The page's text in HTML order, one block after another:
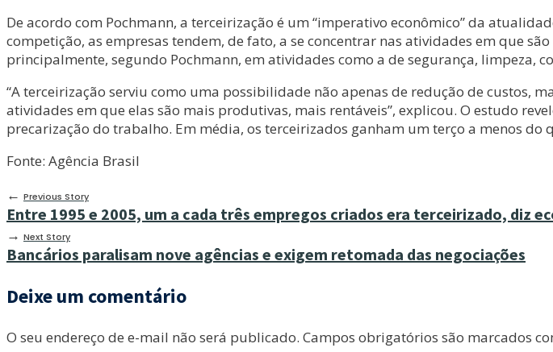
De acordo com Pochmann, a terceirização é um “imperativo econômico” da
competição, as empresas tendem, de fato, a se concentrar nas atividades em que
principalmente, segundo Pochmann, em atividades como a de segurança, limpeza,
“A terceirização serviu como uma possibilidade não apenas de redução de custos,
atividades em que elas são mais produtivas, mais rentáveis”, explicou. O estudo
precarização do trabalho. Em média, os terceirizados ganham um terço a menos do
Fonte: Agência Brasil
← Previous Story
Entre 1995 e 2005, um a cada três empregos criados era terceirizado, diz
→ Next Story
Bancários paralisam nove agências e exigem retomada das negociações
Deixe um comentário
O seu endereço de e-mail não será publicado. Campos obrigatórios são marcados